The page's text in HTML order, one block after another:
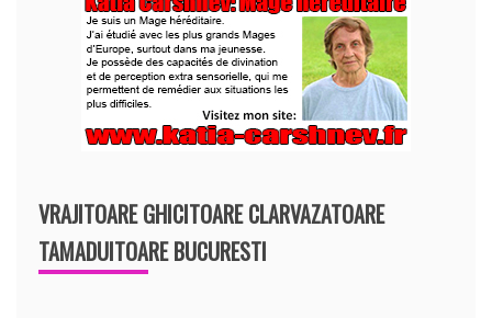
VRAJITOARE GHICITOARE CLARVAZATOARE
TAMADUITOARE BUCURESTI